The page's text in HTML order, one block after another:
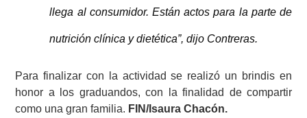
llega al consumidor. Están actos para la parte de
nutrición clínica y dietética”, dijo Contreras.
Para finalizar con la actividad se realizó un brindis en
honor a los graduandos, con la finalidad de compartir
como una gran familia. FIN/Isaura Chacón.